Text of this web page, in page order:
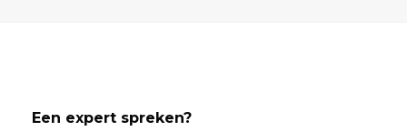
Een expert spreken?